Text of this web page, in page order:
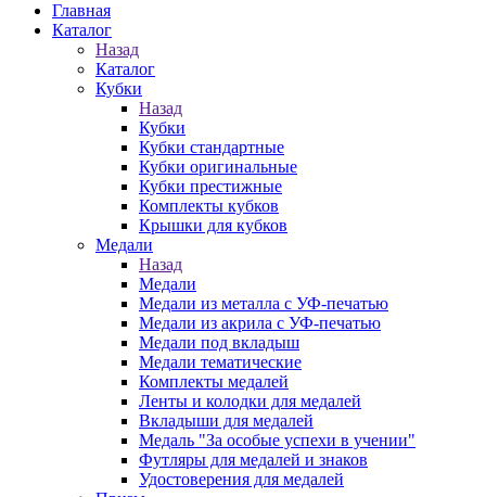
Главная
Каталог
Назад
Каталог
Кубки
Назад
Кубки
Кубки стандартные
Кубки оригинальные
Кубки престижные
Комплекты кубков
Крышки для кубков
Медали
Назад
Медали
Медали из металла с УФ-печатью
Медали из акрила с УФ-печатью
Медали под вкладыш
Медали тематические
Комплекты медалей
Ленты и колодки для медалей
Вкладыши для медалей
Медаль "За особые успехи в учении"
Футляры для медалей и знаков
Удостоверения для медалей